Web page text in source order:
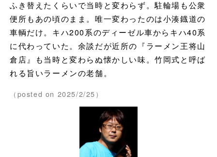
ふき替えたくらいで当時と変わらず。駐輪場も公衆
便所もあの頃のまま。唯一変わったのは小湊鐡道の
車輌だけ。キハ200系のディーゼル車からキハ40系
に代わっていた。余談だが近所の『ラーメン王将山
倉店』も当時と変わらぬ懐かしい味。竹岡式と呼ば
れる旨いラーメンの老舗。
（posted on 2025/2/25）